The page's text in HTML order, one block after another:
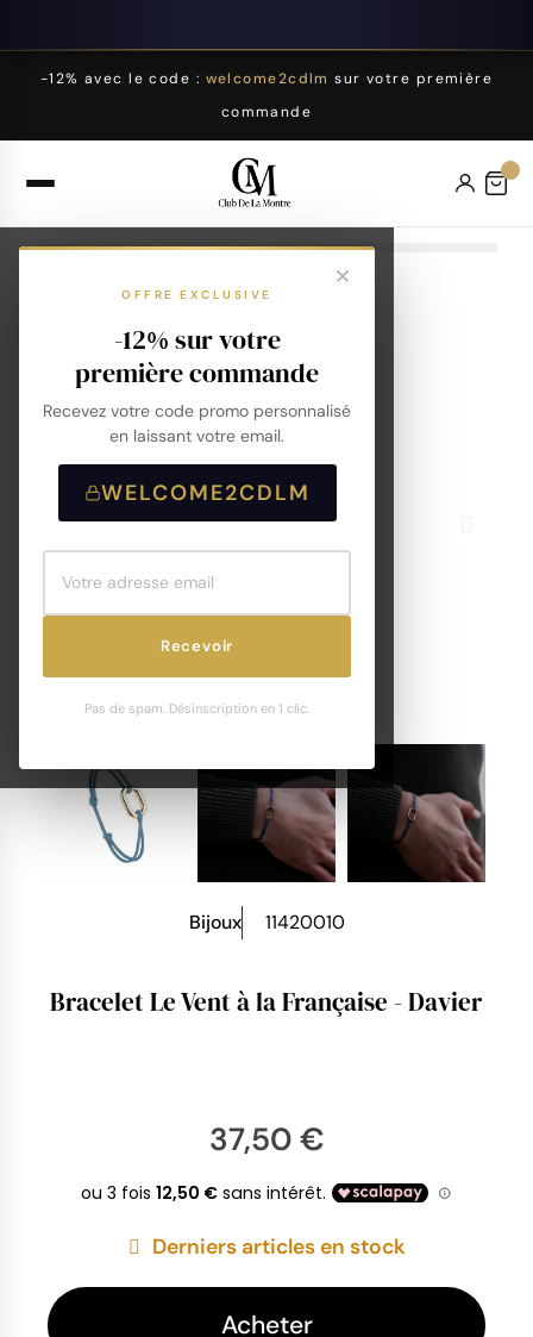
-12% avec le code : welcome2cdlm sur votre première
commande
OFFRE EXCLUSIVE
-12% sur votre
première commande
Recevez votre code promo personnalisé
en laissant votre email.
WELCOME2CDLM
Recevoir
Pas de spam. Désinscription en 1 clic.
Bijoux 11420010
Bracelet Le Vent à la Française - Davier
37,50 €
Derniers articles en stock
Acheter